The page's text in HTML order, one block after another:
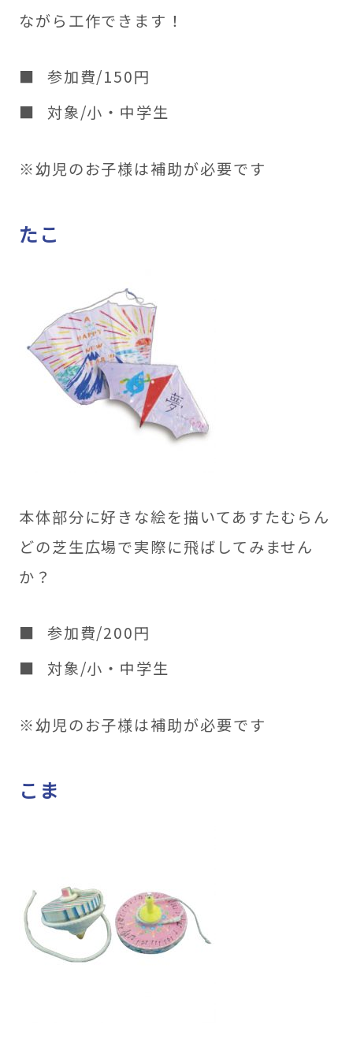
ながら工作できます！
参加費/150円
対象/小・中学生
※幼児のお子様は補助が必要です
たこ
本体部分に好きな絵を描いてあすたむらん
どの芝生広場で実際に飛ばしてみません
か？
参加費/200円
対象/小・中学生
※幼児のお子様は補助が必要です
こま